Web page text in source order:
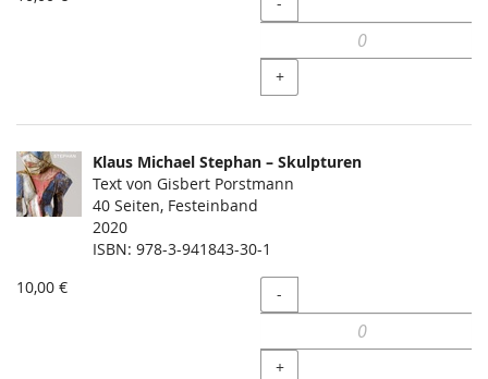
+
Klaus Michael Stephan – Skulpturen
Text von Gisbert Porstmann
40 Seiten, Festeinband
2020
ISBN: 978-3-941843-30-1
10,00 €
Menge
-
+